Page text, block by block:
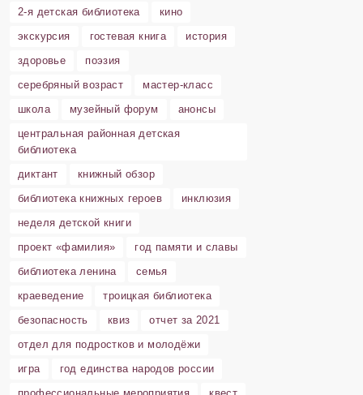
2-я детская библиотека
кино
экскурсия
гостевая книга
история
здоровье
поэзия
серебряный возраст
мастер-класс
школа
музейный форум
анонсы
центральная районная детская
библиотека
диктант
книжный обзор
библиотека книжных героев
инклюзия
неделя детской книги
проект «фамилия»
год памяти и славы
библиотека ленина
семья
краеведение
троицкая библиотека
безопасность
квиз
отчет за 2021
отдел для подростков и молодёжи
игра
год единства народов россии